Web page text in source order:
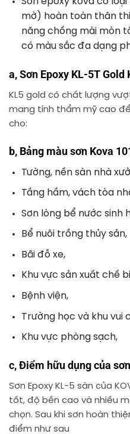
mờ) hoàn toàn thân
năng chống mài mòn
có màu sắc đa dạng
a, Sơn Epoxy KL-5T Gold
KL5 gold có chất lượng
mang tính thẩm mỹ cao
cho:
b, Bảng màu sơn Kova
Tường, nền sàn nhà
Tầng hầm, vách tòa
Sơn lòng bể nước sinh
Bể nuôi trồng thủy sản,
Bãi đỗ xe,
Khu vực sản xuất chế
Bệnh viện,
Trường học và khu vui
Khu vực phòng sạch,
c, Điểm hữu dụng của
Sơn Epoxy KL-5 sàn của
tốt, độ bền cao và nhiều
chọn. Sau khi sơn hoàn
điểm như sau